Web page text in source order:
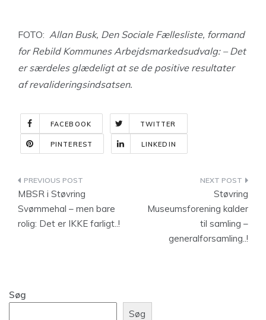
FOTO: Allan Busk, Den Sociale Fællesliste, formand
for Rebild Kommunes Arbejdsmarkedsudvalg: – Det
er særdeles glædeligt at se de positive resultater
afrevalideringsindsatsen.
FACEBOOK TWITTER
PINTEREST LINKEDIN
Indlægsnavigation
MBSR i Støvring
Svømmehal – men bare
rolig: Det er IKKE farligt..!
Støvring
Museumsforening kalder
til samling –
generalforsamling..!
Søg
Søg